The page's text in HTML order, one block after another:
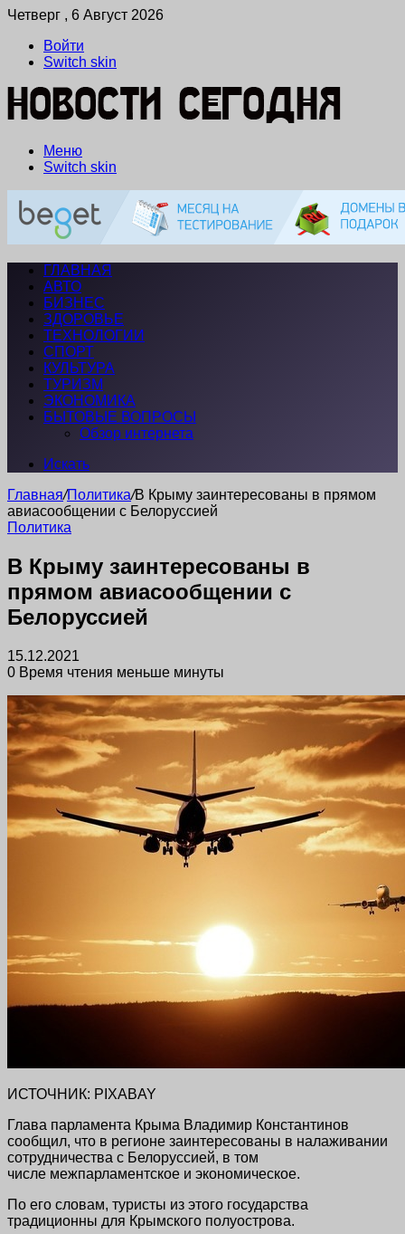
Четверг , 6 Август 2026
Войти
Switch skin
Меню
Switch skin
ГЛАВНАЯ
АВТО
БИЗНЕС
ЗДОРОВЬЕ
ТЕХНОЛОГИИ
СПОРТ
КУЛЬТУРА
ТУРИЗМ
ЭКОНОМИКА
БЫТОВЫЕ ВОПРОСЫ
Обзор интернета
Искать
Главная/Политика/В Крыму заинтересованы в прямом
авиасообщении с Белоруссией
Политика
В Крыму заинтересованы в
прямом авиасообщении с
Белоруссией
15.12.2021
0 Время чтения меньше минуты
ИСТОЧНИК: PIXABAY
Глава парламента Крыма Владимир Константинов
сообщил, что в регионе заинтересованы в налаживании
сотрудничества с Белоруссией, в том
числе межпарламентское и экономическое.
По его словам, туристы из этого государства
традиционны для Крымского полуострова.